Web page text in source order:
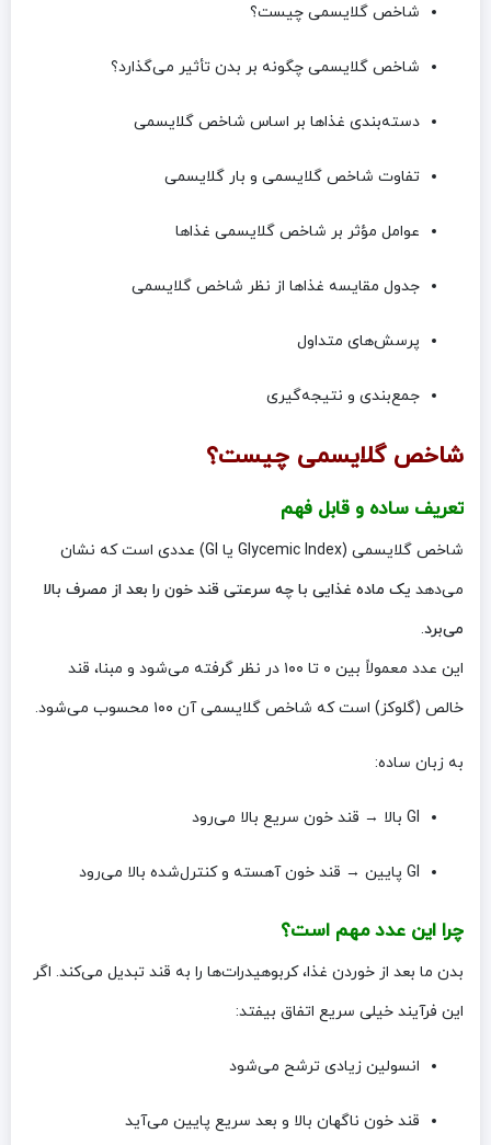
شاخص گلایسمی چیست؟
شاخص گلایسمی چگونه بر بدن تأثیر می‌گذارد؟
دسته‌بندی غذاها بر اساس شاخص گلایسمی
تفاوت شاخص گلایسمی و بار گلایسمی
عوامل مؤثر بر شاخص گلایسمی غذاها
جدول مقایسه غذاها از نظر شاخص گلایسمی
پرسش‌های متداول
جمع‌بندی و نتیجه‌گیری
شاخص گلایسمی چیست؟
تعریف ساده و قابل فهم
شاخص گلایسمی (Glycemic Index یا GI) عددی است که نشان
می‌دهد یک ماده غذایی با چه سرعتی قند خون را بعد از مصرف بالا
می‌برد.
این عدد معمولاً بین ۰ تا ۱۰۰ در نظر گرفته می‌شود و مبنا، قند
خالص (گلوکز) است که شاخص گلایسمی آن ۱۰۰ محسوب می‌شود.
به زبان ساده:
GI بالا → قند خون سریع بالا می‌رود
GI پایین → قند خون آهسته و کنترل‌شده بالا می‌رود
چرا این عدد مهم است؟
بدن ما بعد از خوردن غذا، کربوهیدرات‌ها را به قند تبدیل می‌کند. اگر
این فرآیند خیلی سریع اتفاق بیفتد:
انسولین زیادی ترشح می‌شود
قند خون ناگهان بالا و بعد سریع پایین می‌آید